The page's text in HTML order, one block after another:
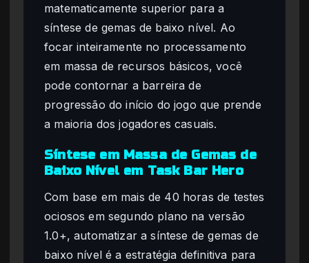
matematicamente superior para a
síntese de gemas de baixo nível. Ao
focar inteiramente no processamento
em massa de recursos básicos, você
pode contornar a barreira de
progressão do início do jogo que prende
a maioria dos jogadores casuais.
Síntese em Massa de Gemas de
Baixo Nível em Task Bar Hero
Com base em mais de 40 horas de testes
ociosos em segundo plano na versão
1.0+, automatizar a síntese de gemas de
baixo nível é a estratégia definitiva para